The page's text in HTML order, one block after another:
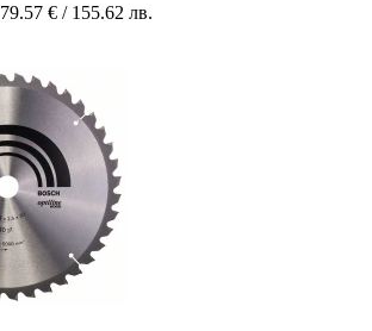
79.57 € / 155.62 лв.